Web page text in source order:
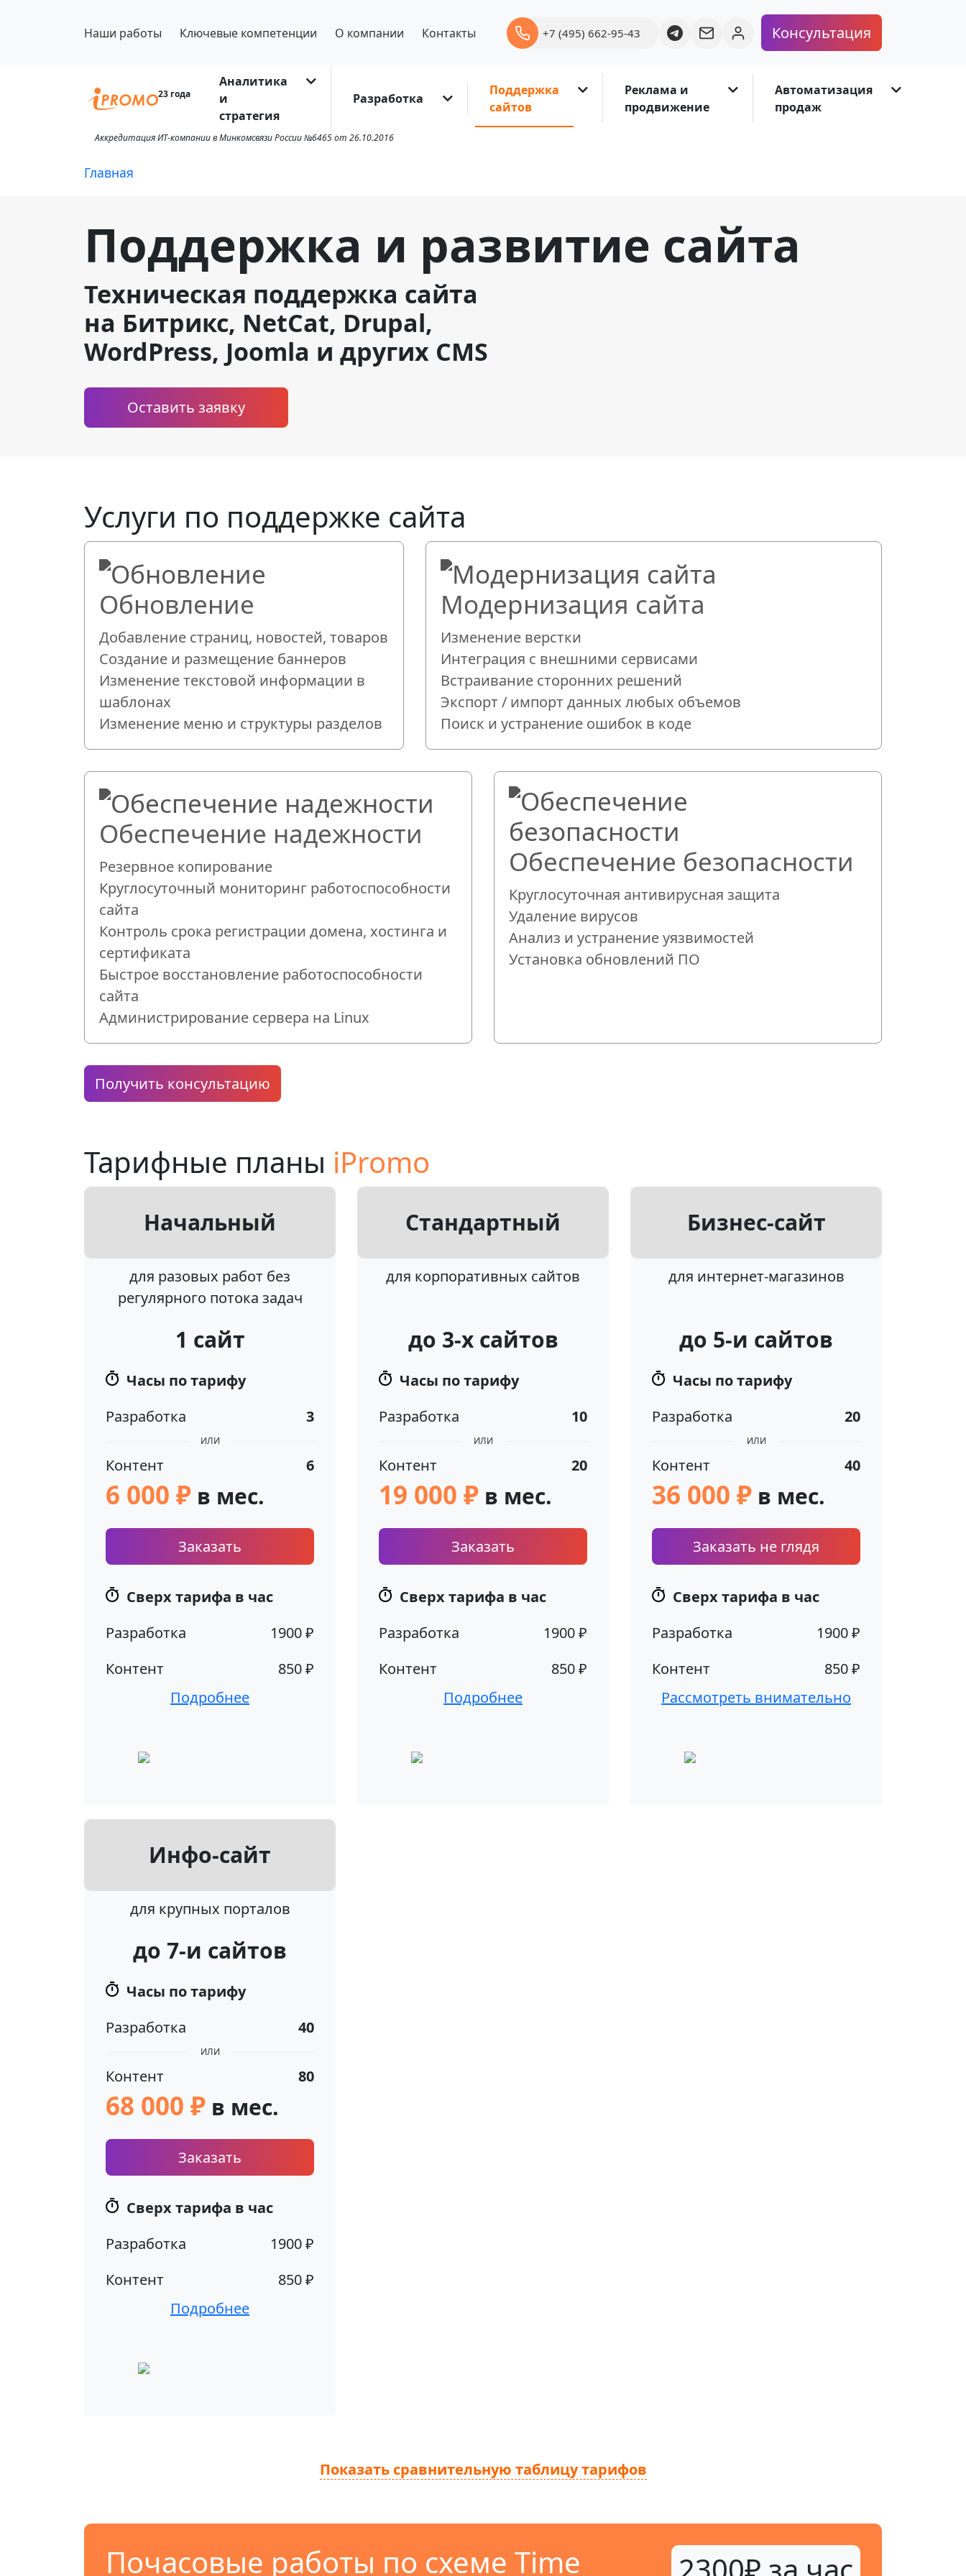
Наши работы Ключевые компетенции О компании Контакты +7 (495) 662-95-43 Консультация
23 года
Аналитика
и
стратегия
Разработка
Поддержка
сайтов
Реклама и
продвижение
Автоматизация
продаж
Аккредитация ИТ-компании в Минкомсвязи России №6465 от 26.10.2016
Главная
Поддержка и развитие сайта
Техническая поддержка сайта
на Битрикс, NetCat, Drupal,
WordPress, Joomla и других CMS
Оставить заявку
Услуги по поддержке сайта
Обновление
Добавление страниц, новостей, товаров
Создание и размещение баннеров
Изменение текстовой информации в
шаблонах
Изменение меню и структуры разделов
Модернизация сайта
Изменение верстки
Интеграция с внешними сервисами
Встраивание сторонних решений
Экспорт / импорт данных любых объемов
Поиск и устранение ошибок в коде
Обеспечение надежности
Резервное копирование
Круглосуточный мониторинг работоспособности
сайта
Контроль срока регистрации домена, хостинга и
сертификата
Быстрое восстановление работоспособности
сайта
Администрирование сервера на Linux
Обеспечение безопасности
Круглосуточная антивирусная защита
Удаление вирусов
Анализ и устранение уязвимостей
Установка обновлений ПО
Получить консультацию
Тарифные планы iPromo
Начальный
для разовых работ без
регулярного потока задач
1 сайт
Часы по тарифу
Разработка
3
ИЛИ
Контент 6
6 000 ₽ в мес.
Заказать
Сверх тарифа в час
Разработка
1900 ₽
Контент
850 ₽
Подробнее
Стандартный
для корпоративных сайтов
до 3-х сайтов
Часы по тарифу
Разработка
10
ИЛИ
Контент 20
19 000 ₽ в мес.
Заказать
Сверх тарифа в час
Разработка
1900 ₽
Контент
850 ₽
Подробнее
Бизнес-сайт
для интернет-магазинов
до 5-и сайтов
Часы по тарифу
Разработка
20
ИЛИ
Контент 40
36 000 ₽ в мес.
Заказать не глядя
Сверх тарифа в час
Разработка
1900 ₽
Контент
850 ₽
Рассмотреть внимательно
Инфо-сайт
для крупных порталов
до 7-и сайтов
Часы по тарифу
Разработка
40
ИЛИ
Контент 80
68 000 ₽ в мес.
Заказать
Сверх тарифа в час
Разработка
1900 ₽
Контент
850 ₽
Подробнее
Показать сравнительную таблицу тарифов
Почасовые работы по схеме Time